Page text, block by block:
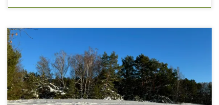
Auswertung der Temperatur- und Niederschlagsmessungen
im Februar 2026, mit Vergleichsdaten aus den Februar-
Monaten der Jahre 2016 – 2025 (10-jähriges Klimamittel Bad
Belzig). Für die Anzeige von Tageswerten, fahren Sie mit der